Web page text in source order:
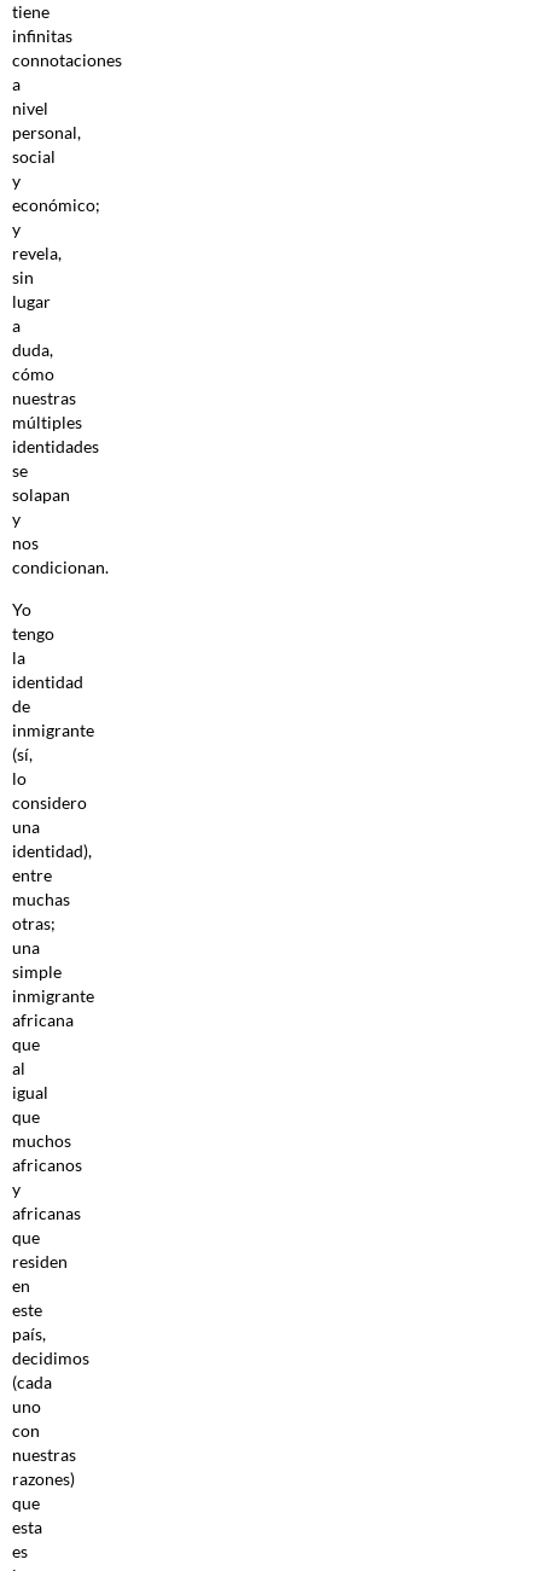
tiene
infinitas
connotaciones
a
nivel
personal,
social
y
económico;
y
revela,
sin
lugar
a
duda,
cómo
nuestras
múltiples
identidades
se
solapan
y
nos
condicionan.
Yo
tengo
la
identidad
de
inmigrante
(sí,
lo
considero
una
identidad),
entre
muchas
otras;
una
simple
inmigrante
africana
que
al
igual
que
muchos
africanos
y
africanas
que
residen
en
este
país,
decidimos
(cada
uno
con
nuestras
razones)
que
esta
es